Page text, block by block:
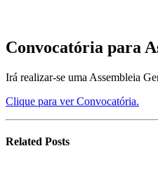
Convocatória para
Irá realizar-se uma Assembleia
Clique para ver Convocatória.
Related Posts